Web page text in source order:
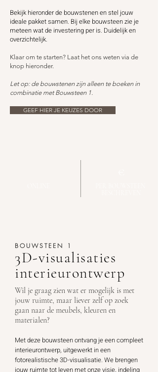
Bekijk hieronder de bouwstenen en stel jouw
ideale pakket samen. Bij elke bouwsteen zie je
meteen wat de investering per is. Duidelijk en
overzichtelijk.
Klaar om te starten? Laat het ons weten via de
knop hieronder.
Let op: de bouwstenen zijn alleen te boeken in
combinatie met Bouwsteen 1.
GEEF HIER JE KEUZES DOOR
BOUWSTEEN 1
3D-visualisaties
interieurontwerp
Wil je graag zien wat er mogelijk is met
jouw ruimte, maar liever zelf op zoek
gaan naar de meubels, kleuren en
materialen?
Met deze bouwsteen ontvang je een compleet
interieurontwerp, uitgewerkt in een
fotorealistische 3D-visualisatie. We brengen
jouw ruimte tot leven met onze visie, indeling